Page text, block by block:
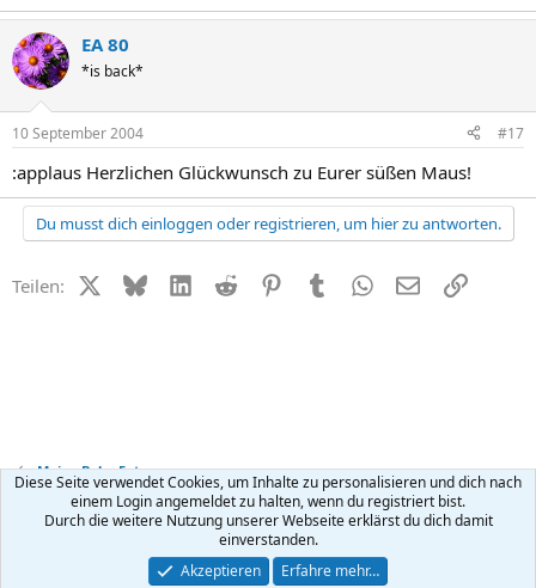
EA 80
*is back*
10 September 2004 #17
:applaus Herzlichen Glückwunsch zu Eurer süßen Maus!
Du musst dich einloggen oder registrieren, um hier zu antworten.
Teilen: X (Twitter)
BlueskyLinkedIn
Reddit PinterestTumblr WhatsApp
E-MailLink
Meine Baby-Fotos
Kontakt Nutzungsbedingungen Datenschutz Hilfe
R
Community platform by XenForo ® © 2010-2026 XenForo Ltd.
Diese Seite verwendet Cookies, um Inhalte zu personalisieren und dich nach
einem Login angemeldet zu halten, wenn du registriert bist.
Durch die weitere Nutzung unserer Webseite erklärst du dich damit
einverstanden.
Akzeptieren
Erfahre mehr…